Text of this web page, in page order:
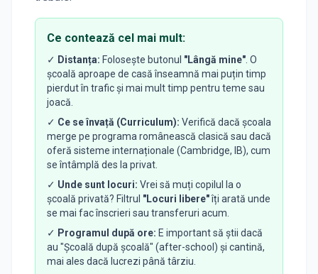
Ce contează cel mai mult:
✓ Distanța: Folosește butonul "Lângă mine" . O
școală aproape de casă înseamnă mai puțin timp
pierdut în trafic și mai mult timp pentru teme sau
joacă.
✓ Ce se învață (Curriculum): Verifică dacă școala
merge pe programa românească clasică sau dacă
oferă sisteme internaționale (Cambridge, IB), cum
se întâmplă des la privat.
✓ Unde sunt locuri: Vrei să muți copilul la o
școală privată? Filtrul "Locuri libere"îți arată unde
se mai fac înscrieri sau transferuri acum.
✓ Programul după ore: E important să știi dacă
au "Școală după școală" (after-school) și cantină,
mai ales dacă lucrezi până târziu.